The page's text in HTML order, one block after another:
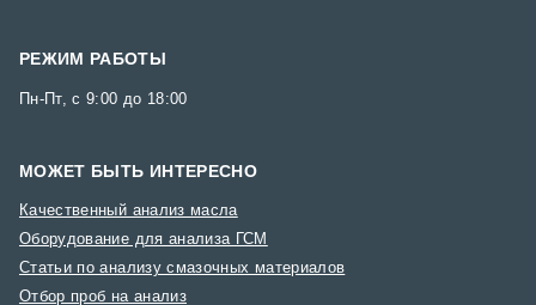
РЕЖИМ РАБОТЫ
Пн-Пт, с 9:00 до 18:00
МОЖЕТ БЫТЬ ИНТЕРЕСНО
Качественный анализ масла
Оборудование для анализа ГСМ
Статьи по анализу смазочных материалов
Отбор проб на анализ